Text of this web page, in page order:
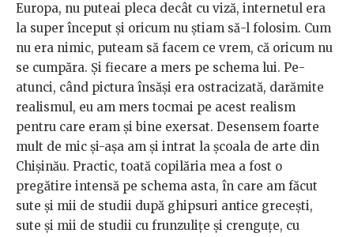
Europa, nu puteai pleca decât cu viză, internetul era
la super început și oricum nu știam să-l folosim. Cum
nu era nimic, puteam să facem ce vrem, că oricum nu
se cumpăra. Și fiecare a mers pe schema lui. Pe-
atunci, când pictura însăși era ostracizată, darămite
realismul, eu am mers tocmai pe acest realism
pentru care eram și bine exersat. Desensem foarte
mult de mic și-așa am și intrat la școala de arte din
Chișinău. Practic, toată copilăria mea a fost o
pregătire intensă pe schema asta, în care am făcut
sute și mii de studii după ghipsuri antice grecești,
sute și mii de studii cu frunzulițe și crenguțe, cu